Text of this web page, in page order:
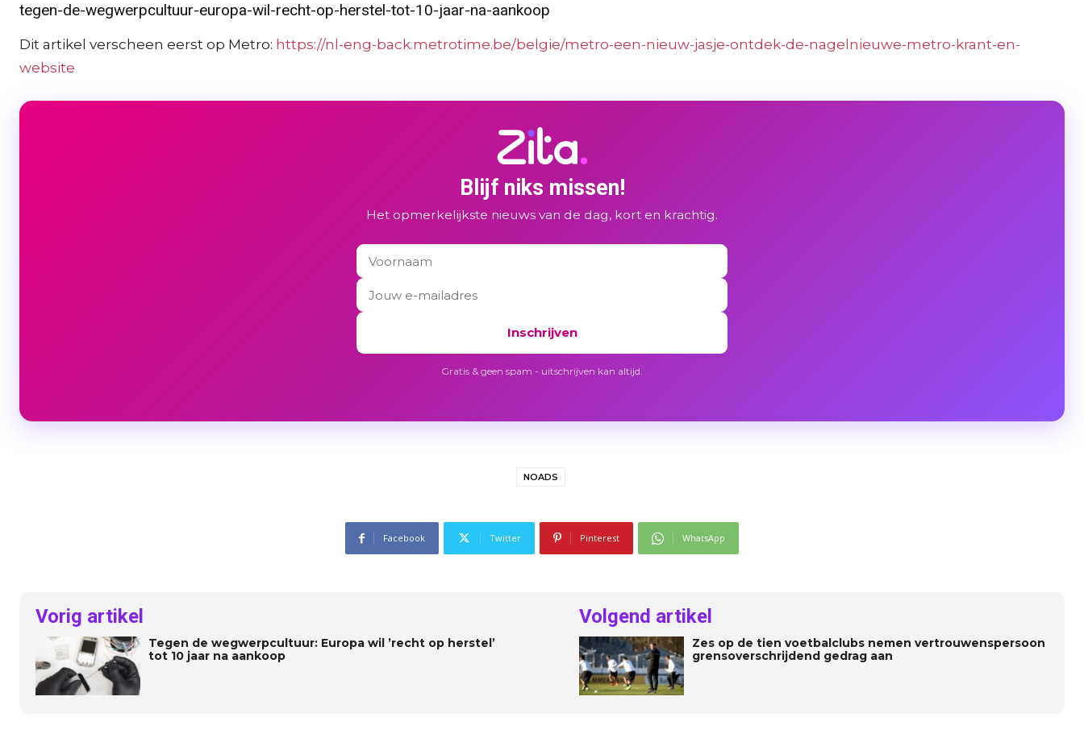
tegen-de-wegwerpcultuur-europa-wil-recht-op-herstel-tot-10-jaar-na-aankoop
Dit artikel verscheen eerst op Metro: https://nl-eng-back.metrotime.be/belgie/metro-een-nieuw-jasje-ontdek-de-nagelnieuwe-metro-krant-en-
website
Blijf niks missen!
Het opmerkelijkste nieuws van de dag, kort en krachtig.
Inschrijven
Gratis & geen spam - uitschrijven kan altijd.
NOADS
Facebook Twitter Pinterest WhatsApp
Vorig artikel
Tegen de wegwerpcultuur: Europa wil ’recht op herstel’
tot 10 jaar na aankoop
Volgend artikel
Zes op de tien voetbalclubs nemen vertrouwenspersoon
grensoverschrijdend gedrag aan